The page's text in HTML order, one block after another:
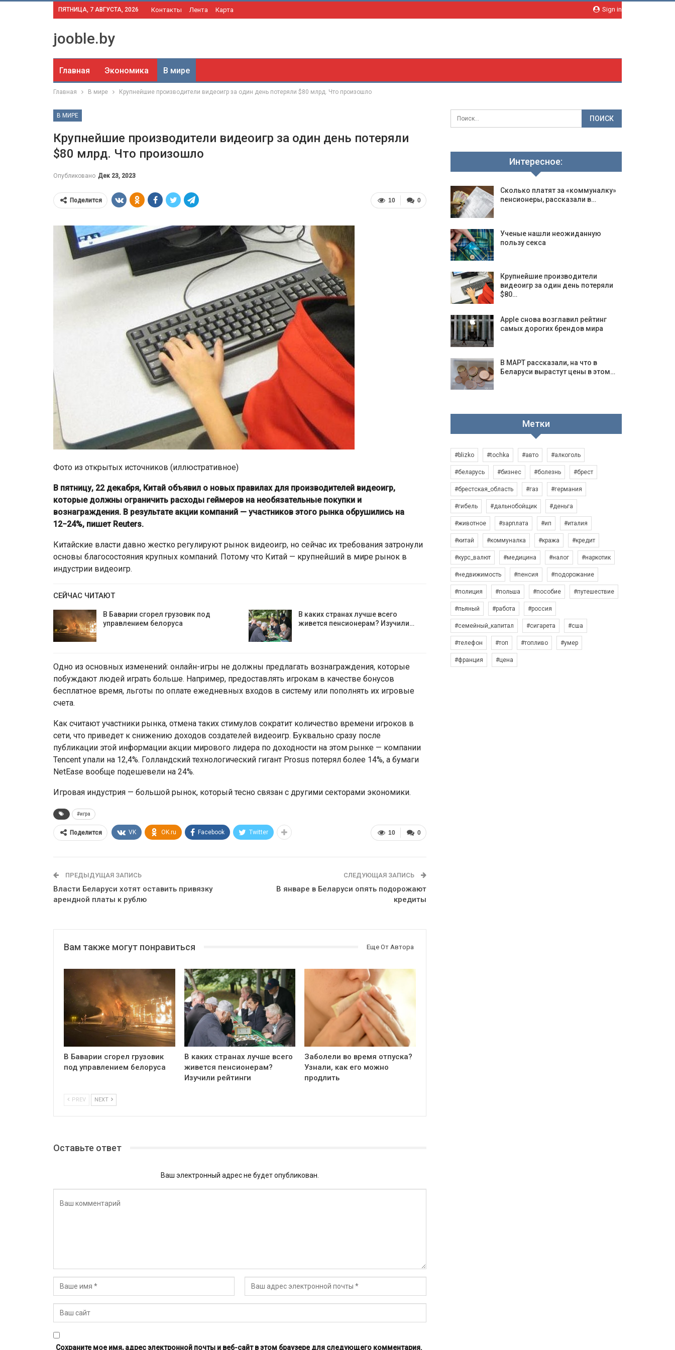
Sign in
ПЯТНИЦА, 7 АВГУСТА, 2026 Контакты Лента Карта
jooble.by
Главная Экономика В мире
Главная В мире Крупнейшие производители видеоигр за один день потеряли $80 млрд. Что произошло
В МИРЕ
Крупнейшие производители видеоигр за один день потеряли
$80 млрд. Что произошло
Опубликовано Дек 23, 2023
0
10
Поделится
Фото из открытых источников (иллюстративное)
В пятницу, 22 декабря, Китай объявил о новых правилах для производителей видеоигр,
которые должны ограничить расходы геймеров на необязательные покупки и
вознаграждения. В результате акции компаний — участников этого рынка обрушились на
12−24%, пишет Reuters.
Китайские власти давно жестко регулируют рынок видеоигр, но сейчас их требования затронули
основы благосостояния крупных компаний. Потому что Китай — крупнейший в мире рынок в
индустрии видеоигр.
СЕЙЧАС ЧИТАЮТ
В Баварии сгорел грузовик под
управлением белоруса
В каких странах лучше всего
живется пенсионерам? Изучили…
Одно из основных изменений: онлайн-игры не должны предлагать вознаграждения, которые
побуждают людей играть больше. Например, предоставлять игрокам в качестве бонусов
бесплатное время, льготы по оплате ежедневных входов в систему или пополнять их игровые
счета.
Как считают участники рынка, отмена таких стимулов сократит количество времени игроков в
сети, что приведет к снижению доходов создателей видеоигр. Буквально сразу после
публикации этой информации акции мирового лидера по доходности на этом рынке — компании
Tencent упали на 12,4%. Голландский технологический гигант Prosus потерял более 14%, а бумаги
NetEase вообще подешевели на 24%.
Игровая индустрия — большой рынок, который тесно связан с другими секторами экономики.
#игра
0
10
Поделится VK OK.ru Facebook Twitter
ПРЕДЫДУЩАЯ ЗАПИСЬ
Власти Беларуси хотят оставить привязку
арендной платы к рублю
СЛЕДУЮЩАЯ ЗАПИСЬ
В январе в Беларуси опять подорожают
кредиты
Вам также могут понравиться Еще От Автора
В Баварии сгорел грузовик
под управлением белоруса
В каких странах лучше всего
живется пенсионерам?
Изучили рейтинги
Заболели во время отпуска?
Узнали, как его можно
продлить
PREV NEXT
Оставьте ответ
Ваш электронный адрес не будет опубликован.
Сохраните мое имя, адрес электронной почты и веб-сайт в этом браузере для следующего комментария.
Интересное:
Сколько платят за «коммуналку»
пенсионеры, рассказали в…
Ученые нашли неожиданную
пользу секса
Крупнейшие производители
видеоигр за один день потеряли
$80…
Apple снова возглавил рейтинг
самых дорогих брендов мира
В МАРТ рассказали, на что в
Беларуси вырастут цены в этом…
Метки
#blizko #tochka #авто #алкоголь
#беларусь #бизнес #болезнь #брест
#брестская_область #газ #германия
#гибель #дальнобойщик #деньга
#животное #зарплата #ип #италия
#китай #коммуналка #кража #кредит
#курс_валют #медицина #налог #наркотик
#недвижимость #пенсия #подорожание
#полиция #польша #пособие #путешествие
#пьяный #работа #россия
#семейный_капитал #сигарета #сша
#телефон #топ #топливо #умер
#франция #цена